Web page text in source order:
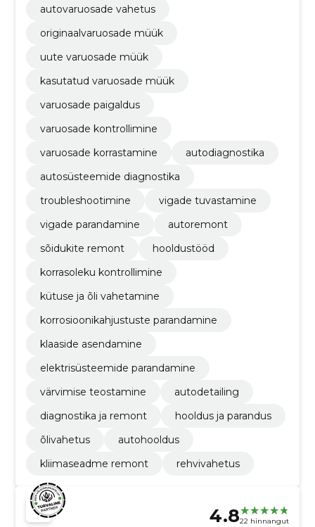
autovaruosade vahetus
originaalvaruosade müük
uute varuosade müük
kasutatud varuosade müük
varuosade paigaldus
varuosade kontrollimine
varuosade korrastamine
autodiagnostika
autosüsteemide diagnostika
troubleshootimine
vigade tuvastamine
vigade parandamine
autoremont
sõidukite remont
hooldustööd
korrasoleku kontrollimine
kütuse ja õli vahetamine
korrosioonikahjustuste parandamine
klaaside asendamine
elektrisüsteemide parandamine
värvimise teostamine
autodetailing
diagnostika ja remont
hooldus ja parandus
õlivahetus
autohooldus
kliimaseadme remont
rehvivahetus
4.822 hinnangut